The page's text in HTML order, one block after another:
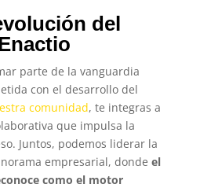
del
parte de la vanguardia
con el desarrollo del
comunidad, te integras a
que impulsa la
Juntos, podemos liderar la
empresarial, donde el
como el motor